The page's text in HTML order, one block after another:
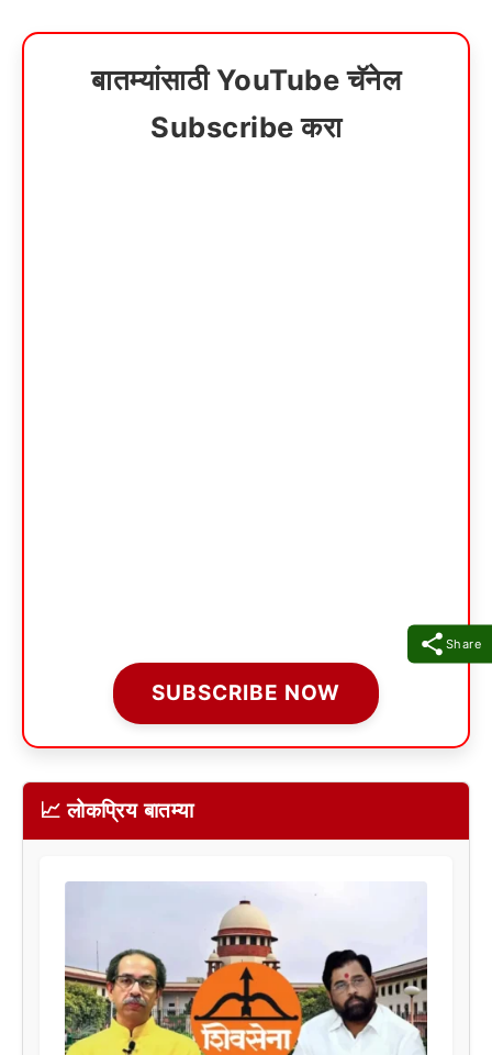
Share
बातम्यांसाठी YouTube चॅनेल
Subscribe करा
SUBSCRIBE NOW
📈 लोकप्रिय बातम्या